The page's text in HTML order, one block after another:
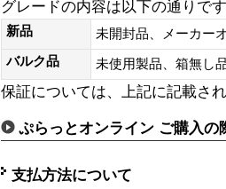
グレードの内容は以下の通りで
新品
未開封品、メーカー
バルク品
未使用製品、箱無
保証については、上記に記載さ
ぷらっとオンライン ご購入の
支払方法について